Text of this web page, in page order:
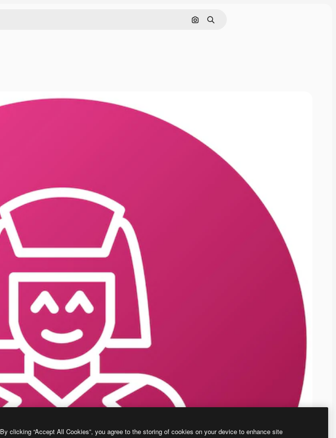
画像で検索
検索
By clicking “Accept All Cookies”, you agree to the storing of cookies on your device to enhance site